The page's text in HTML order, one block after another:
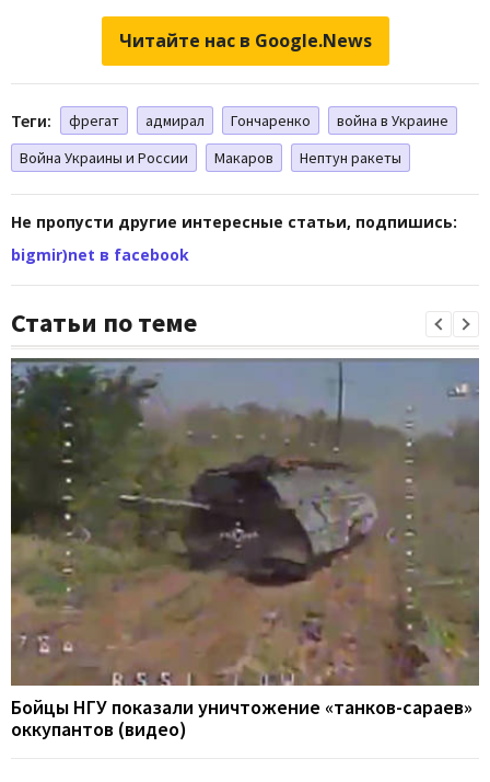
Читайте нас в Google.News
Теги: фрегат адмирал Гончаренко
война в Украине
Война Украины и России
Макаров Нептун ракеты
Не пропусти другие интересные статьи, подпишись:
bigmir)net в facebook
Статьи по теме
Бойцы НГУ показали уничтожение «танков-сараев»
оккупантов (видео)